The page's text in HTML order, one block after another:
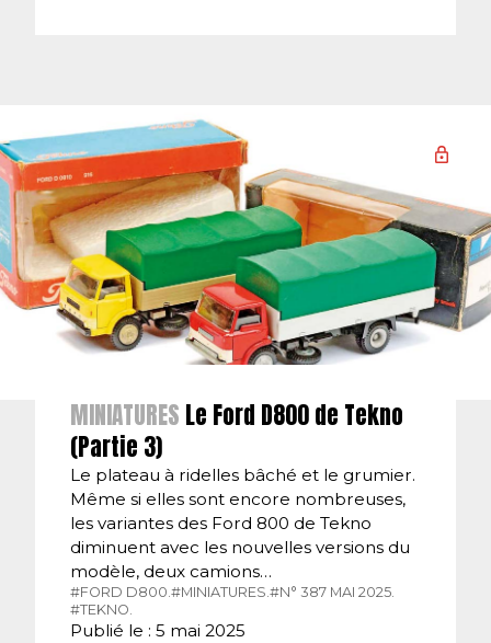
MINIATURES Le Ford D800 de Tekno
(Partie 3)
Le plateau à ridelles bâché et le grumier.
Même si elles sont encore nombreuses,
les variantes des Ford 800 de Tekno
diminuent avec les nouvelles versions du
modèle, deux camions…
#FORD D800.#MINIATURES.#N° 387 MAI 2025.
#TEKNO.
Publié le : 5 mai 2025